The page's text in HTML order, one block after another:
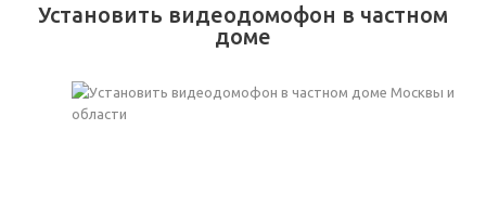
Установить видеодомофон в частном
доме